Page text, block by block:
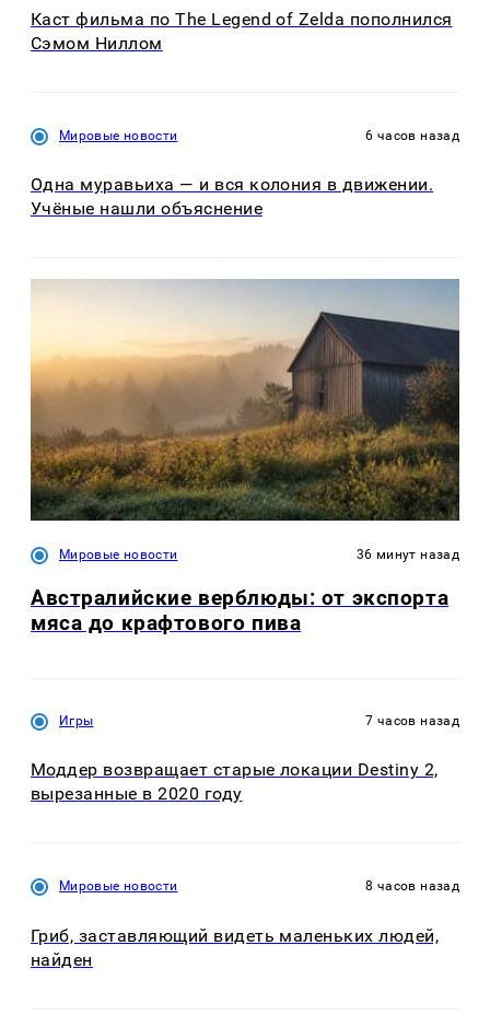
Каст фильма по The Legend of Zelda пополнился
Сэмом Ниллом
Мировые новости 6 часов назад
Одна муравьиха — и вся колония в движении.
Учёные нашли объяснение
Мировые новости 36 минут назад
Австралийские верблюды: от экспорта
мяса до крафтового пива
Игры 7 часов назад
Моддер возвращает старые локации Destiny 2,
вырезанные в 2020 году
Мировые новости 8 часов назад
Гриб, заставляющий видеть маленьких людей,
найден